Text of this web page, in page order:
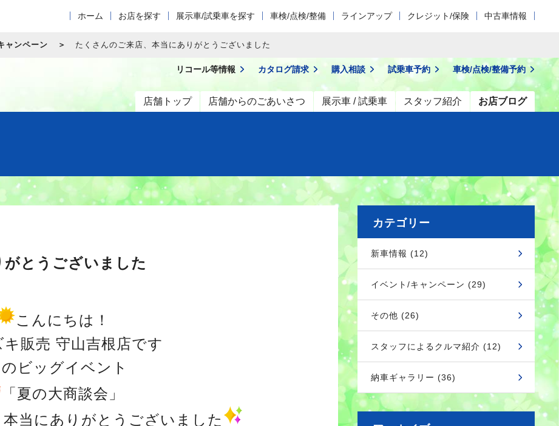
ホーム お店を探す 展示車/試乗車を探す 車検/点検/整備 ラインアップ クレジット/保険 中古車情報
ャンペーン たくさんのご来店、本当にありがとうございました
店舗トップ 店舗からのごあいさつ 展示車 / 試乗車 スタッフ紹介 お店ブログ
リコール等情報 カタログ請求 購入相談 試乗車予約 車検/点検/整備予約
とうございました
こんにちは！
販売 守山吉根店です
ビッグイベント
「夏の大商談会」
当にありがとうございました
カテゴリー
新車情報 (12)
イベント/キャンペーン (29)
その他 (26)
スタッフによるクルマ紹介 (12)
納車ギャラリー (36)